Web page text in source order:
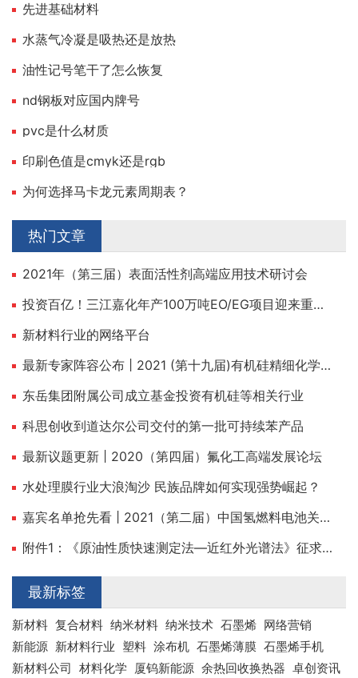
先进基础材料
水蒸气冷凝是吸热还是放热
油性记号笔干了怎么恢复
nd钢板对应国内牌号
pvc是什么材质
印刷色值是cmyk还是rgb
为何选择马卡龙元素周期表？
热门文章
2021年（第三届）表面活性剂高端应用技术研讨会
投资百亿！三江嘉化年产100万吨EO/EG项目迎来重大建设节点！
新材料行业的网络平台
最新专家阵容公布 | 2021 (第十九届)有机硅精细化学品技术交流会
东岳集团附属公司成立基金投资有机硅等相关行业
科思创收到道达尔公司交付的第一批可持续苯产品
最新议题更新 | 2020（第四届）氟化工高端发展论坛
水处理膜行业大浪淘沙 民族品牌如何实现强势崛起？
嘉宾名单抢先看 | 2021（第二届）中国氢燃料电池关键材料与装备高峰论坛
附件1：《原油性质快速测定法—近红外光谱法》征求意见稿及编制说明.pdf
最新标签
新材料 复合材料 纳米材料 纳米技术 石墨烯 网络营销
新能源 新材料行业 塑料 涂布机 石墨烯薄膜 石墨烯手机
新材料公司 材料化学 厦钨新能源 余热回收换热器 卓创资讯